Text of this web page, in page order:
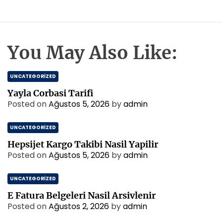
You May Also Like:
UNCATEGORIZED
Yayla Corbasi Tarifi
Posted onAğustos 5, 2026 byadmin
UNCATEGORIZED
Hepsijet Kargo Takibi Nasil Yapilir
Posted onAğustos 5, 2026 byadmin
UNCATEGORIZED
E Fatura Belgeleri Nasil Arsivlenir
Posted onAğustos 2, 2026 byadmin